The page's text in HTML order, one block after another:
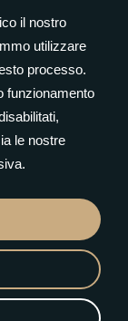
per
il nostro
utilizzare
processo.
funzionamento
le nostre